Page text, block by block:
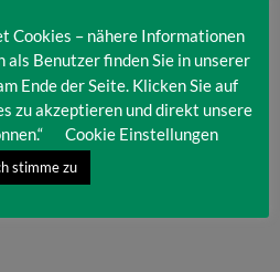
Cookies – nähere Informationen
als Benutzer finden Sie in unserer
Ende der Seite. Klicken Sie auf
zu akzeptieren und direkt unsere
Cookie Einstellungen
stimme zu